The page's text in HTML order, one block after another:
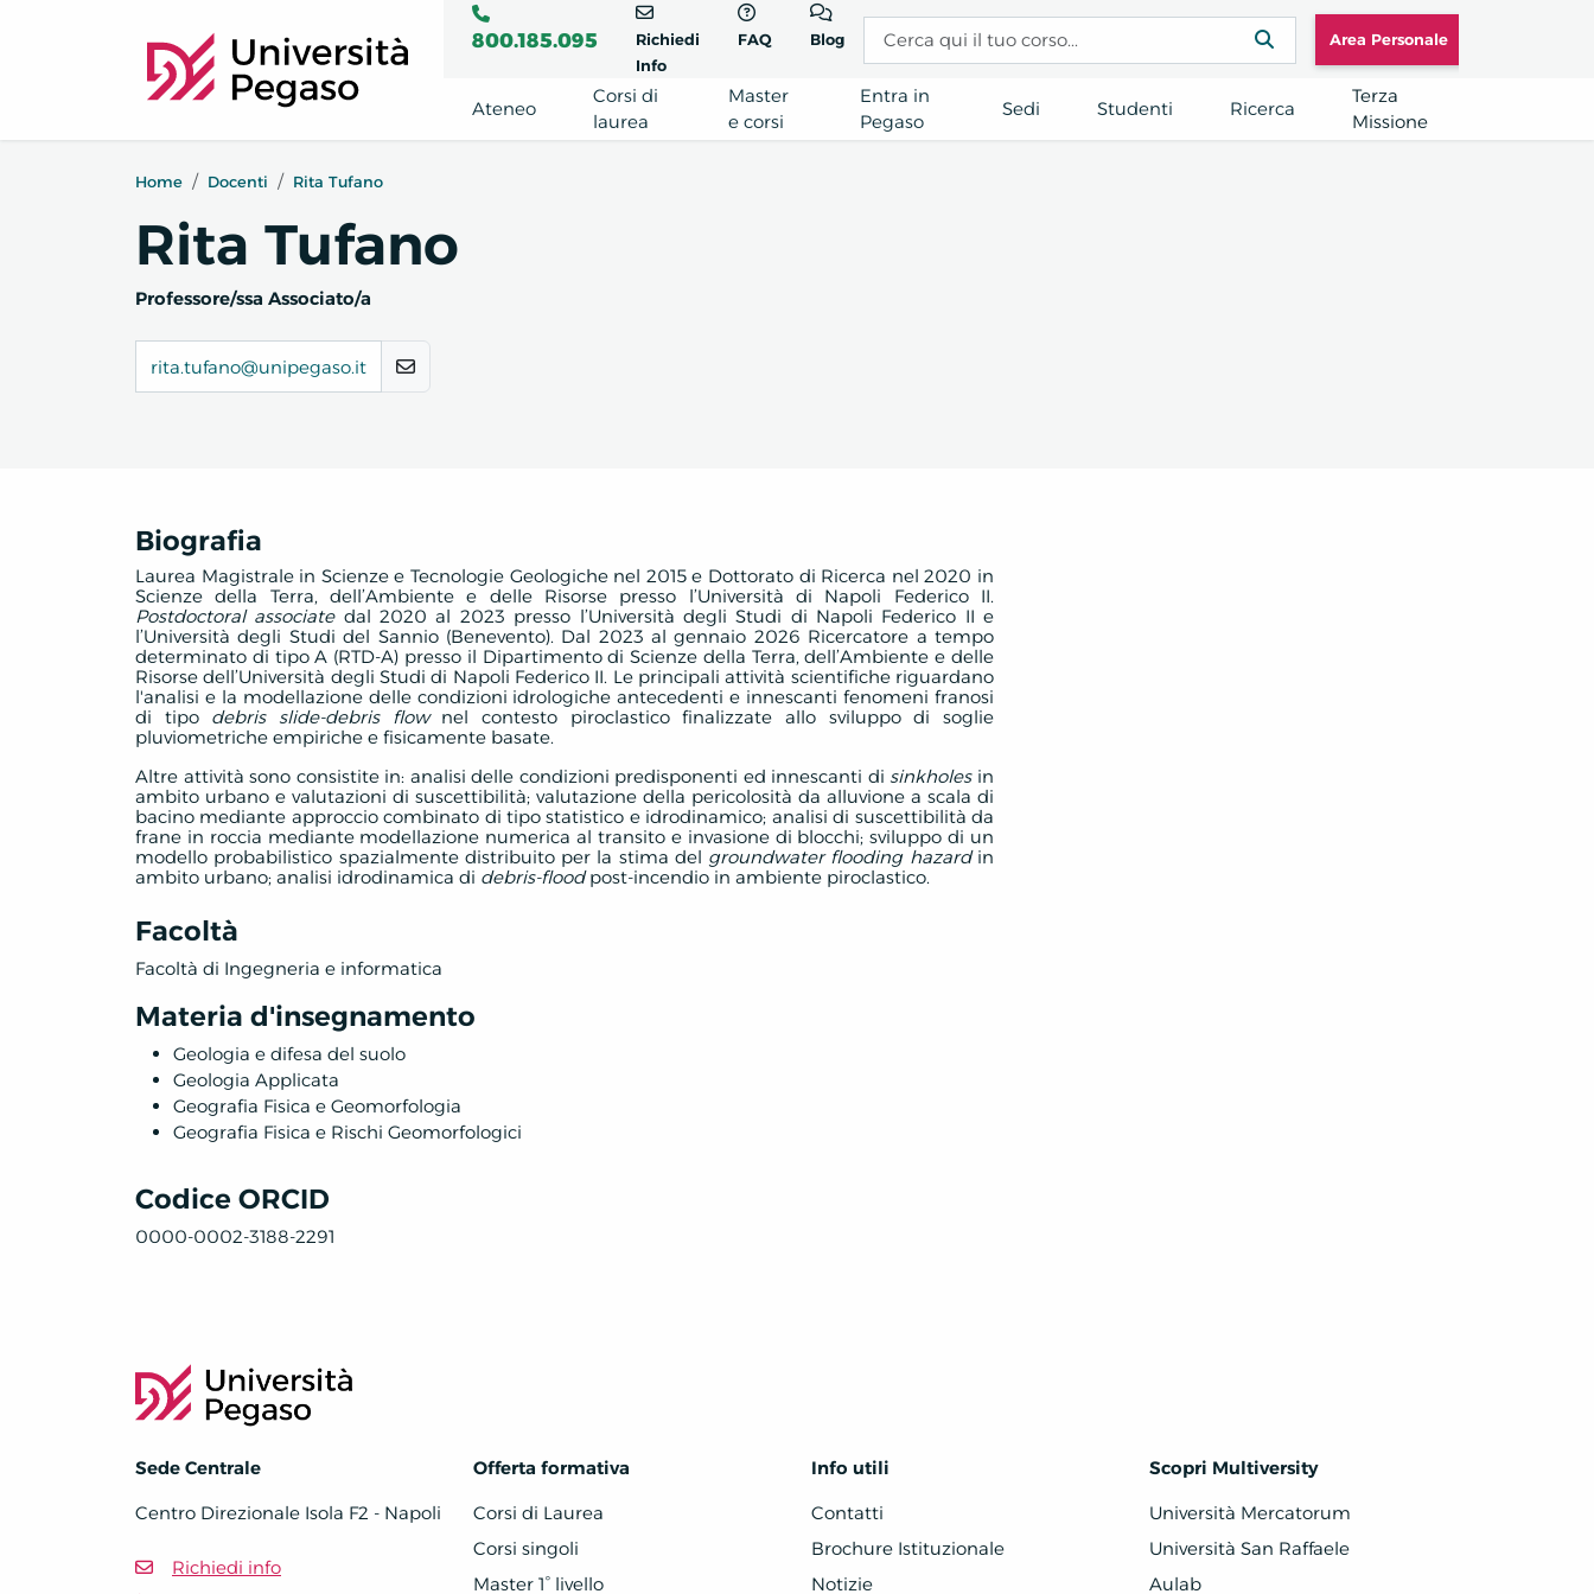
800.185.095
Richiedi
Info
FAQ Blog Area Personale
Ateneo
Corsi di
laurea
Master
e corsi
Entra in
Pegaso
Sedi Studenti Ricerca
Terza
Missione
Home Docenti Rita Tufano
Rita Tufano
Professore/ssa Associato/a
rita.tufano@unipegaso.it
Biografia
Laurea Magistrale in Scienze e Tecnologie Geologiche nel 2015 e Dottorato di Ricerca nel 2020 in
Scienze della Terra, dell’Ambiente e delle Risorse presso l’Università di Napoli Federico II.
Postdoctoral associatedal 2020 al 2023 presso l’Università degli Studi di Napoli Federico II e
l’Università degli Studi del Sannio (Benevento). Dal 2023 al gennaio 2026 Ricercatore a tempo
determinato di tipo A (RTD-A) presso il Dipartimento di Scienze della Terra, dell’Ambiente e delle
Risorse dell’Università degli Studi di Napoli Federico II. Le principali attività scientifiche riguardano
l'analisi e la modellazione delle condizioni idrologiche antecedenti e innescanti fenomeni franosi
di tipo debris slide-debris flownel contesto piroclastico finalizzate allo sviluppo di soglie
pluviometriche empiriche e fisicamente basate.
Altre attività sono consistite in: analisi delle condizioni predisponenti ed innescanti di sinkholesin
ambito urbano e valutazioni di suscettibilità; valutazione della pericolosità da alluvione a scala di
bacino mediante approccio combinato di tipo statistico e idrodinamico; analisi di suscettibilità da
frane in roccia mediante modellazione numerica al transito e invasione di blocchi; sviluppo di un
modello probabilistico spazialmente distribuito per la stima del groundwater flooding hazardin
ambito urbano; analisi idrodinamica di debris-floodpost-incendio in ambiente piroclastico.
Facoltà
Facoltà di Ingegneria e informatica
Materia d'insegnamento
Geologia e difesa del suolo
Geologia Applicata
Geografia Fisica e Geomorfologia
Geografia Fisica e Rischi Geomorfologici
Codice ORCID
0000-0002-3188-2291
Sede Centrale
Centro Direzionale Isola F2 - Napoli
Richiedi info
Offerta formativa
Corsi di Laurea
Corsi singoli
Master 1° livello
Info utili
Contatti
Brochure Istituzionale
Notizie
Scopri Multiversity
Università Mercatorum
Università San Raffaele
Aulab